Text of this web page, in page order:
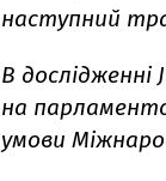
наступний
В дослідженні
на
умови